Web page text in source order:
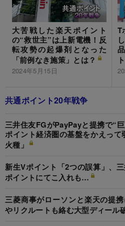
大苦戦した楽天ポイント
の“救世主”は上新電機！反
転攻勢の起爆剤となった
「前例なき施策」とは？
2024年5月15日
T
共通ポイント20年戦争
三井住友FGがPayPayと提携で“
ポイント経済圏の基盤をかえっ
火種」
新生Vポイント「2つの誤算」、
ポイントにてこ入れも…
三菱商事がローソンと楽天の提
やリクルートも絡む大型ディール